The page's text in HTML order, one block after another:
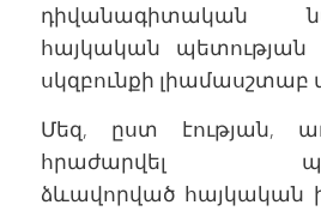
դիվանագիտական
հայկական պետության
սկզբունքի լիամասշտաբ
Մեզ, ըստ էության,
հրաժարվել
ձևավորված հայկական